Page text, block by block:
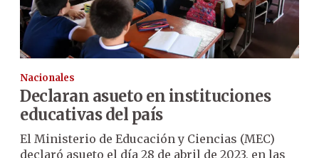
Nacionales
Declaran asueto en instituciones
educativas del país
El Ministerio de Educación y Ciencias (MEC)
declaró asueto el día 28 de abril de 2023, en las